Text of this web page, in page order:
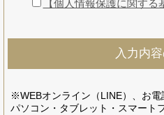
【個人情報保護に関する
※WEBオンライン（LINE）、お電
パソコン・タブレット・スマート